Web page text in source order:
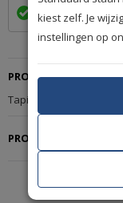
Exact volgens
Tapijt Nouwens-
kiest zelf. Je
instellingen op